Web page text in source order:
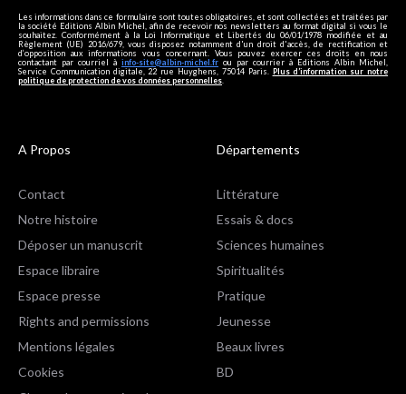
Les informations dans ce formulaire sont toutes obligatoires, et sont collectées et traitées par
la société Editions Albin Michel, afin de recevoir nos newsletters au format digital si vous le
souhaitez. Conformément à la Loi Informatique et Libertés du 06/01/1978 modifiée et au
Règlement (UE) 2016/679, vous disposez notamment d'un droit d'accès, de rectification et
d’opposition aux informations vous concernant. Vous pouvez exercer ces droits en nous
contactant par courriel à info-site@albin-michel.fr ou par courrier à Editions Albin Michel,
Service Communication digitale, 22 rue Huyghens, 75014 Paris. Plus d’information sur notre
politique de protection de vos données personnelles
A Propos
Contact
Notre histoire
Déposer un manuscrit
Espace libraire
Espace presse
Rights and permissions
Mentions légales
Cookies
Départements
Littérature
Essais & docs
Sciences humaines
Spiritualités
Pratique
Jeunesse
Beaux livres
BD